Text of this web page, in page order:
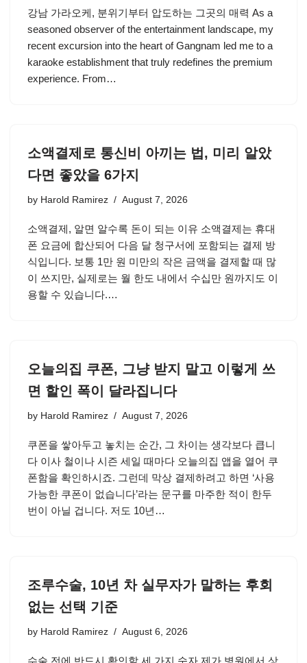
강남 가라오케, 분위기부터 압도하는 그곳의 매력 As a
seasoned observer of the entertainment landscape, my
recent excursion into the heart of Gangnam led me to a
karaoke establishment that truly redefines the premium
experience. From…
소액결제로 통신비 아끼는 법, 미리 알았
다면 좋았을 6가지
by Harold Ramirez August 7, 2026
소액결제, 알면 알수록 돈이 되는 이유 소액결제는 휴대
폰 요금에 합산되어 다음 달 청구서에 포함되는 결제 방
식입니다. 보통 1만 원 미만의 작은 금액을 결제할 때 많
이 쓰지만, 실제로는 월 한도 내에서 수십만 원까지도 이
용할 수 있습니다.…
오늘의집 쿠폰, 그냥 받지 말고 이렇게 쓰
면 할인 폭이 달라집니다
by Harold Ramirez August 7, 2026
쿠폰을 쌓아두고 놓치는 순간, 그 차이는 생각보다 큽니
다 이사 철이나 시즌 세일 때마다 오늘의집 앱을 열어 쿠
폰함을 확인하시죠. 그런데 막상 결제하려고 하면 ‘사용
가능한 쿠폰이 없습니다’라는 문구를 마주한 적이 한두
번이 아닐 겁니다. 저도 10년…
조루수술, 10년 차 실무자가 말하는 후회
없는 선택 기준
by Harold Ramirez August 6, 2026
수술 전에 반드시 확인할 세 가지 숫자 제가 병원에서 상